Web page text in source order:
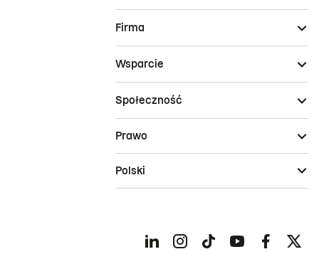
Firma
Wsparcie
Społeczność
Prawo
Polski